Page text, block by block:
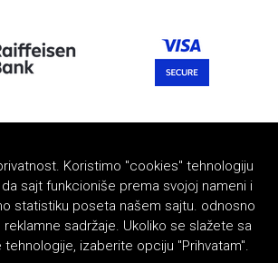
Koristimo "cookies" tehnologiju
sajt funkcioniše prema svojoj nameni i
statistiku poseta našem sajtu. odnosno
sadržaje. Ukoliko se slažete sa
izaberite opciju "Prihvatam".